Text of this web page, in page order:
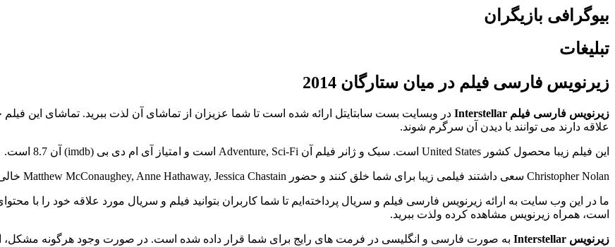
بیوگرافی بازیگران
تبلیغات
زیرنویس فارسی فیلم در میان ستارگان 2014
زیرنویس فارسی فیلم Interstellar
علاقه دارند می توانند با دیدن آن سرگرم شوند.
این فیلم زیبا محصول کشور United States است. سبک و ژانر فیلم آن Adventure, Sci-Fi است و امتیاز آی ام دی بی (imdb) آن 8.7 است.
Christopher Nolan سعی داشتند فیلمی زیبا برای شما خلق کنند و حضور Matthew McConaughey, Anne Hathaway, Jessica Chastain خالی از لطف نیست.
است، همراه زیرنویس مشاهده کرده ولذت ببرید.
زیرنویس Interstellar به صورت فارسی و انگلیسی در فرمت های رایج برای شما قرار داده شده است. در صورت وجود هرگونه مشکل، از